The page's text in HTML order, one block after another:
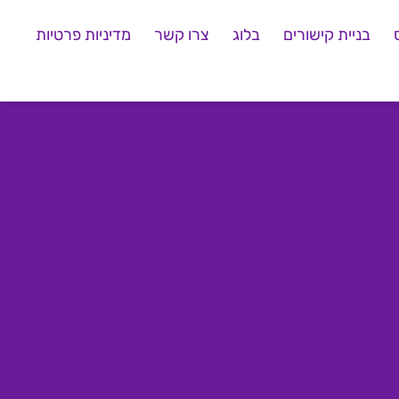
בניית קישורים בלוג צרו קשר מדיניות פרטיות